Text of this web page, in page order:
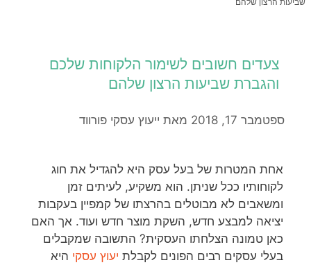
שביעות הרצון שלהם
צעדים חשובים לשימור הלקוחות שלכם
והגברת שביעות הרצון שלהם
ספטמבר 17, 2018 מאת ייעוץ עסקי פורווד
אחת המטרות של בעל עסק היא להגדיל את חוג
לקוחותיו ככל שניתן. הוא משקיע, לעיתים זמן
ומשאבים לא מבוטלים בהרצתו של קמפיין בעקבות
יציאה למבצע חדש, השקת מוצר חדש ועוד. אך האם
כאן טמונה הצלחתו העסקית? התשובה שמקבלים
בעלי עסקים רבים הפונים לקבלת יעוץ עסקי היא